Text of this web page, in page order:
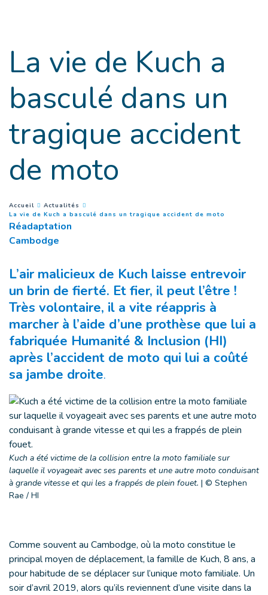
La vie de Kuch a
basculé dans un
tragique accident
de moto
You are here :
Accueil
Actualités
La vie de Kuch a basculé dans un tragique accident de moto
Réadaptation
Cambodge
L’air malicieux de Kuch laisse entrevoir
un brin de fierté. Et fier, il peut l’être !
Très volontaire, il a vite réappris à
marcher à l’aide d’une prothèse que lui a
fabriquée Humanité & Inclusion (HI)
après l’accident de moto qui lui a coûté
sa jambe droite.
Kuch a été victime de la collision entre la moto familiale sur
laquelle il voyageait avec ses parents et une autre moto conduisant
à grande vitesse et qui les a frappés de plein fouet. | © Stephen
Rae / HI
Comme souvent au Cambodge, où la moto constitue le
principal moyen de déplacement, la famille de Kuch, 8 ans, a
pour habitude de se déplacer sur l’unique moto familiale. Un
soir d’avril 2019, alors qu’ils reviennent d’une visite dans la